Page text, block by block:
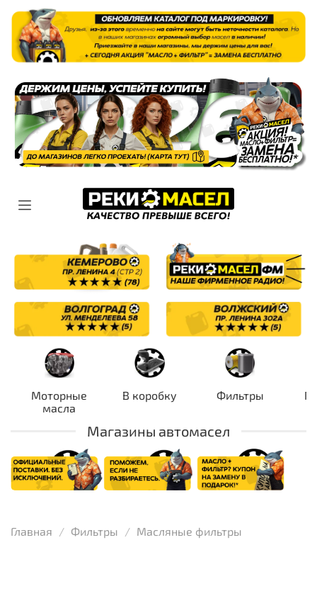
Моторные
масла
В коробку Фильтры
Магазины автомасел
Главная Фильтры Масляные фильтры